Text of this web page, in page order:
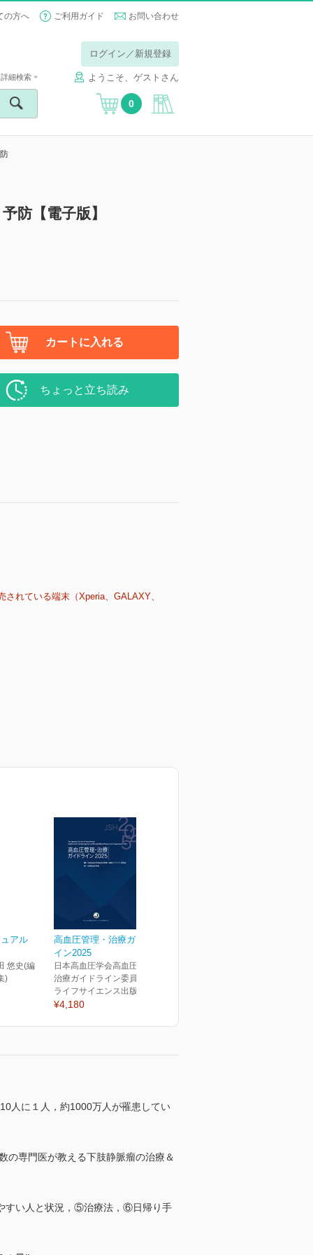
の方へ ご利用ガイド お問い合わせ
ログイン／新規登録
ようこそ、ゲストさん
詳細検索
0
防【電子版】
カートに入れる
ちょっと立ち読み
れている端末（Xperia、GALAXY、
ュアル
悠史(編
)
高血圧管理・治療ガイドラ
イン2025
日本高血圧学会高血圧管理・
治療ガイドライン委員会(編)
ライフサイエンス出版
¥4,180
人に１人，約1000万人が罹患してい
の専門医が教える下肢静脈瘤の治療＆
すい人と状況，⑤治療法，⑥日帰り手